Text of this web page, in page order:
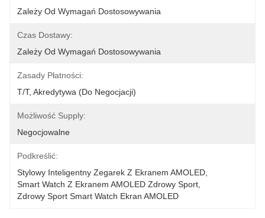
Zależy Od Wymagań Dostosowywania
Czas Dostawy:
Zależy Od Wymagań Dostosowywania
Zasady Płatności:
T/T, Akredytywa (do Negocjacji)
Możliwość Supply:
Negocjowalne
Podkreślić:
Stylowy Inteligentny Zegarek Z Ekranem AMOLED
Smart Watch Z Ekranem AMOLED Zdrowy Sport
Zdrowy Sport Smart Watch Ekran AMOLED